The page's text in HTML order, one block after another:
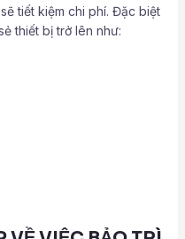
tiết kiệm chi phí. Đặc biệt
thiết bị trở lên như: